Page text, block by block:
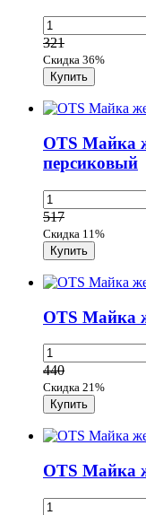
321
Скидка 36%
OTS Майка
персиковый
517
Скидка 11%
OTS Майка
440
Скидка 21%
OTS Майка